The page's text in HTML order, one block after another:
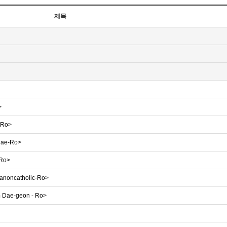
제목
Ro>
Ro>
Dae-geon - Ro>